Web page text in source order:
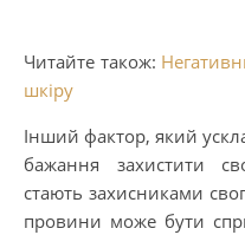
Читайте також:
шкіру
Інший фактор, який
бажання захистити
стають захисниками
провини може бути